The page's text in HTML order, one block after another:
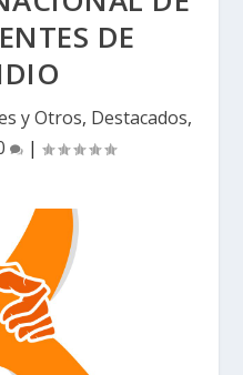
DE
y Otros, Destacados,
|